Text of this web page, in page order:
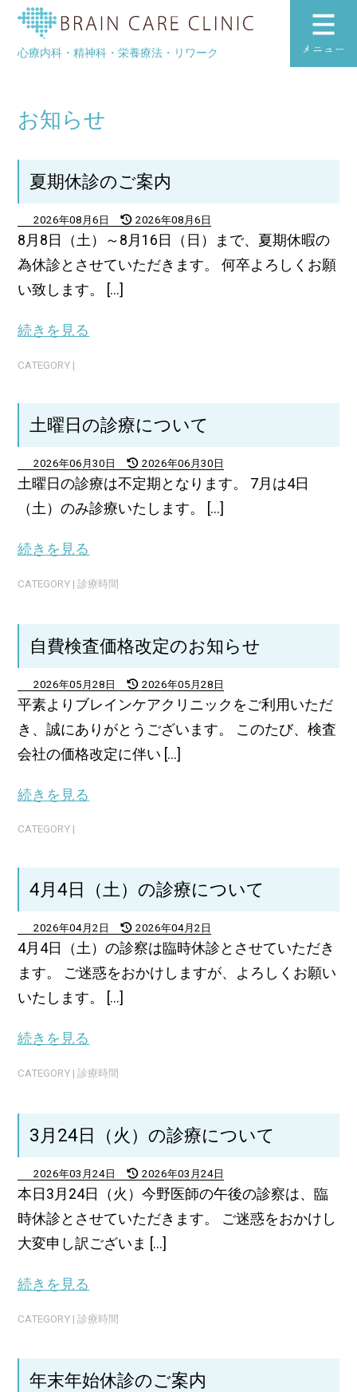
ブレインケア
心療内科・精神科・栄養療法・リワーク
お知らせ
夏期休診のご案内
2026年08月6日 2026年08月6日
8月8日（土）～8月16日（日）まで、夏期休暇の
為休診とさせていただきます。 何卒よろしくお願
い致します。 [...]
続きを見る
CATEGORY |
土曜日の診療について
2026年06月30日 2026年06月30日
土曜日の診療は不定期となります。 7月は4日
（土）のみ診療いたします。 [...]
続きを見る
CATEGORY | 診療時間
自費検査価格改定のお知らせ
2026年05月28日 2026年05月28日
平素よりブレインケアクリニックをご利用いただ
き、誠にありがとうございます。 このたび、検査
会社の価格改定に伴い [...]
続きを見る
CATEGORY |
4月4日（土）の診療について
2026年04月2日 2026年04月2日
4月4日（土）の診察は臨時休診とさせていただき
ます。 ご迷惑をおかけしますが、よろしくお願い
いたします。 [...]
続きを見る
CATEGORY | 診療時間
3月24日（火）の診療について
2026年03月24日 2026年03月24日
本日3月24日（火）今野医師の午後の診察は、臨
時休診とさせていただきます。 ご迷惑をおかけし
大変申し訳ございま [...]
続きを見る
CATEGORY | 診療時間
年末年始休診のご案内